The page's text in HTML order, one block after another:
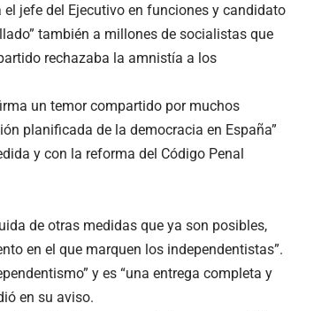
jefe del Ejecutivo en funciones y candidato
también a millones de socialistas que
rechazaba la amnistía a los
un temor compartido por muchos
planificada de la democracia en España”
y con la reforma del Código Penal
de otras medidas que ya son posibles,
en el que marquen los independentistas”.
y es “una entrega completa y
en su aviso.